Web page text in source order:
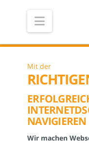
Mit der
NAVIGIEREN
Wir machen